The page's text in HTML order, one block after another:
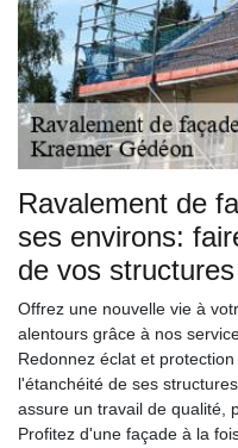
Ravalement de
ses environs:
de vos structures
Offrez une nouvelle vie à
alentours grâce à nos
Redonnez éclat et
l'étanchéité de ses
assure un travail de qualité,
Profitez d'une façade à la